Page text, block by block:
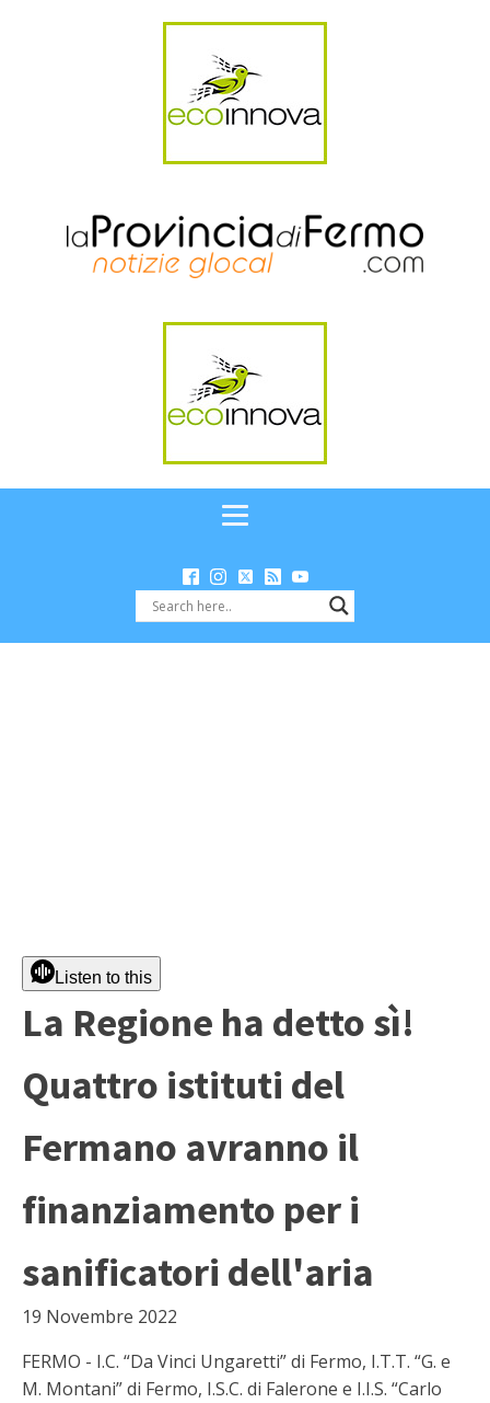
Listen to this
La Regione ha detto sì!
Quattro istituti del
Fermano avranno il
finanziamento per i
sanificatori dell'aria
19 Novembre 2022
FERMO - I.C. “Da Vinci Ungaretti” di Fermo, I.T.T. “G. e
M. Montani” di Fermo, I.S.C. di Falerone e I.I.S. “Carlo